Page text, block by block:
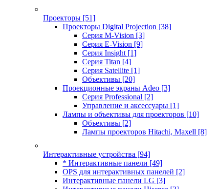
Проекторы [51]
Проекторы Digital Projection [38]
Серия M-Vision [3]
Серия E-Vision [9]
Серия Insight [1]
Серия Titan [4]
Серия Satellite [1]
Объективы [20]
Проекционные экраны Adeo [3]
Серия Professional [2]
Управление и аксессуары [1]
Лампы и объективы для проекторов [10]
Объективы [2]
Лампы проекторов Hitachi, Maxell [8]
Интерактивные устройства [94]
* Интерактивные панели [49]
OPS для интерактивных панелей [2]
Интерактивные панели LG [3]